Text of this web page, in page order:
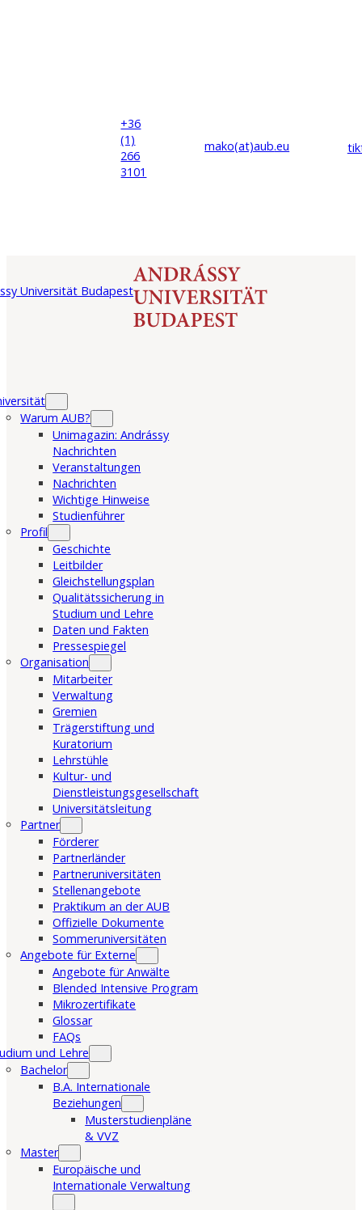
+36
(1)
266
3101
mako(at)aub.eu
Warum AUB?
Unimagazin: Andrássy
Nachrichten
Veranstaltungen
Nachrichten
Wichtige Hinweise
Studienführer
Profil
Geschichte
Leitbilder
Gleichstellungsplan
Qualitätssicherung in
Studium und Lehre
Daten und Fakten
Pressespiegel
Organisation
Mitarbeiter
Verwaltung
Gremien
Trägerstiftung und
Kuratorium
Lehrstühle
Kultur- und
Dienstleistungsgesellschaft
Universitätsleitung
Partner
Förderer
Partnerländer
Partneruniversitäten
Stellenangebote
Praktikum an der AUB
Offizielle Dokumente
Sommeruniversitäten
Angebote für Externe
Angebote für Anwälte
Blended Intensive Program
Mikrozertifikate
Glossar
FAQs
und Lehre
Bachelor
B.A. Internationale
Beziehungen
Musterstudienpläne
& VVZ
Master
Europäische und
Internationale Verwaltung